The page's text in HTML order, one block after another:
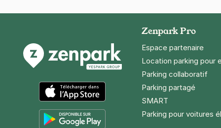
App Store
Zenpark Pro
Espace partenaire
Location parking pour
Parking collaboratif
Parking partagé
SMART
Parking pour voitures